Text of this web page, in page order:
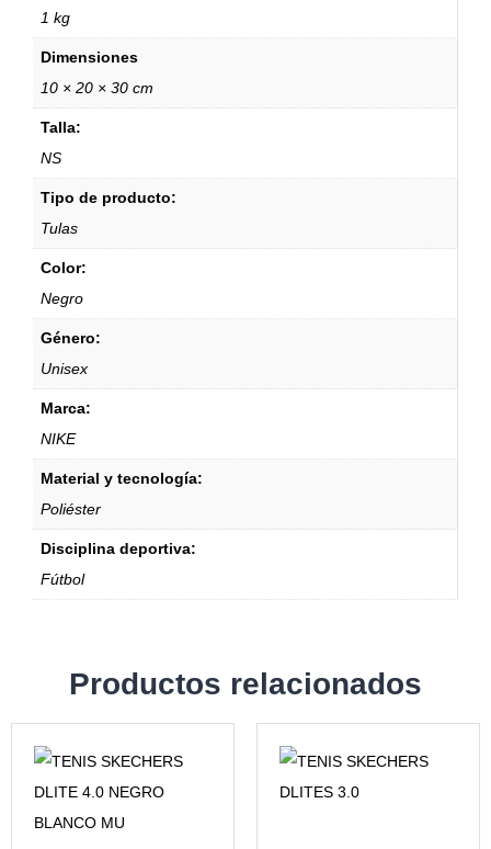
1 kg
Dimensiones
10 × 20 × 30 cm
Talla:
NS
Tipo de producto:
Tulas
Color:
Negro
Género:
Unisex
Marca:
NIKE
Material y tecnología:
Poliéster
Disciplina deportiva:
Fútbol
Productos relacionados